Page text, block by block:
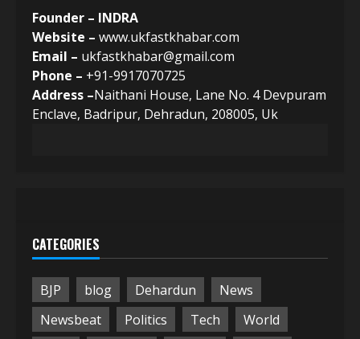
Founder – INDRA
Website – www.ukfastkhabar.com
Email – ukfastkhabar@gmail.com
Phone – +91-9917070725
Address –Naithani House, Lane No. 4 Devpuram
Enclave, Badripur, Dehradun, 208005, Uk
CATEGORIES
BJP blog Dehardun
News
Newsbeat
Politics Tech
World